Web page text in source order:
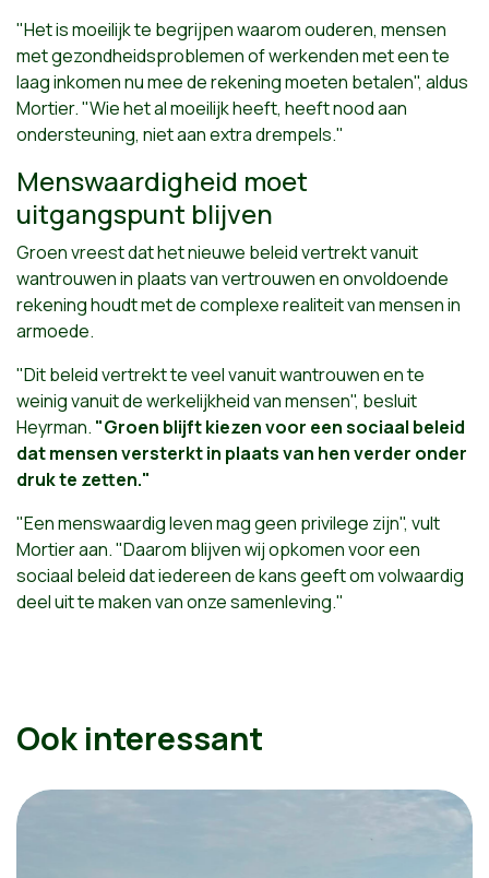
"Het is moeilijk te begrijpen waarom ouderen, mensen
met gezondheidsproblemen of werkenden met een te
laag inkomen nu mee de rekening moeten betalen", aldus
Mortier. "Wie het al moeilijk heeft, heeft nood aan
ondersteuning, niet aan extra drempels."
Menswaardigheid moet
uitgangspunt blijven
Groen vreest dat het nieuwe beleid vertrekt vanuit
wantrouwen in plaats van vertrouwen en onvoldoende
rekening houdt met de complexe realiteit van mensen in
armoede.
"Dit beleid vertrekt te veel vanuit wantrouwen en te
weinig vanuit de werkelijkheid van mensen", besluit
Heyrman. "Groen blijft kiezen voor een sociaal beleid
dat mensen versterkt in plaats van hen verder onder
druk te zetten."
"Een menswaardig leven mag geen privilege zijn", vult
Mortier aan. "Daarom blijven wij opkomen voor een
sociaal beleid dat iedereen de kans geeft om volwaardig
deel uit te maken van onze samenleving."
Ook interessant